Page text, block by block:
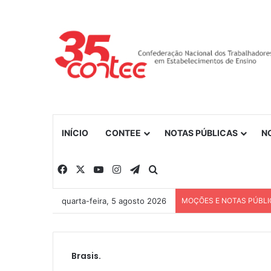
INÍCIO CONTEE NOTAS PÚBLICAS
Facebook YouTubeInstagramTelegram
quarta-feira, 5 agosto 2026 MOÇÕES E NOTAS
Brasis.